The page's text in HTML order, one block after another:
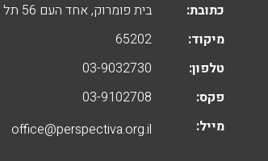
כתובת:
בית פומרוק, אחד העם 56 תל אביב
מיקוד:
65202
טלפון:
03-9032730
פקס:
03-9102708
מייל:
office@perspectiva.org.il